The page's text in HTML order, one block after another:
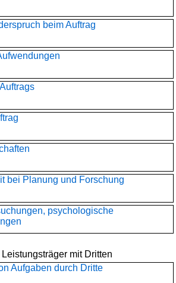
beim Auftrag
bei Planung und Forschung
psychologische
mit Dritten
Aufgaben durch Dritte